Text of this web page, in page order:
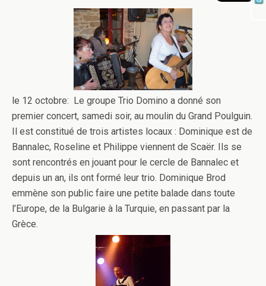
le 12 octobre: Le groupe Trio Domino a donné son
premier concert, samedi soir, au moulin du Grand Poulguin.
Il est constitué de trois artistes locaux : Dominique est de
Bannalec, Roseline et Philippe viennent de Scaër. Ils se
sont rencontrés en jouant pour le cercle de Bannalec et
depuis un an, ils ont formé leur trio. Dominique Brod
emmène son public faire une petite balade dans toute
l’Europe, de la Bulgarie à la Turquie, en passant par la
Grèce.